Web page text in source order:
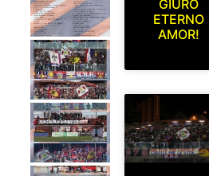
GIURO
ETERNO
AMOR!